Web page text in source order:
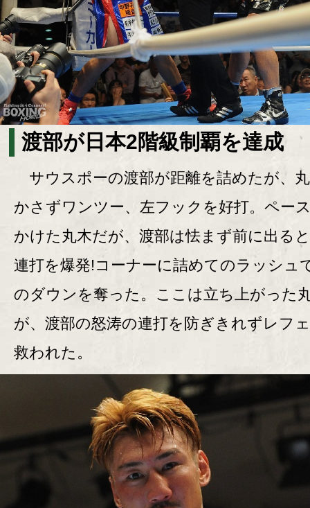
渡部が日本2階級制覇を達成
サウスポーの渡部が距離を詰めたが、
かさずワンツー、左フックを好打。ペー
かけた丸木だが、渡部は怯まず前に出る
連打を爆発!コーナーに詰めてのラッシュ
のダウンを奪った。ここは立ち上がった
が、渡部の怒涛の連打を防ぎきれずレフ
救われた。